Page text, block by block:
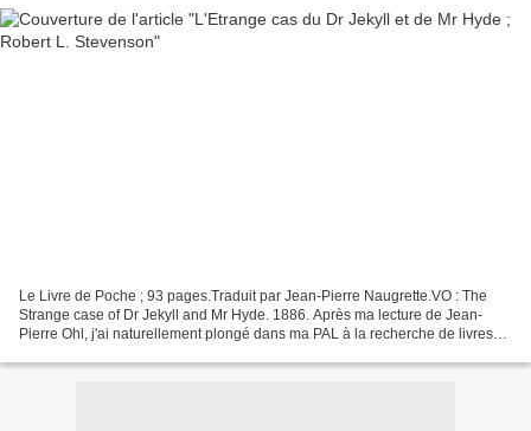
Le Livre de Poche ; 93 pages.Traduit par Jean-Pierre Naugrette.VO : The
Strange case of Dr Jekyll and Mr Hyde. 1886. Après ma lecture de Jean-
Pierre Ohl, j'ai naturellement plongé dans ma PAL à la recherche de livres